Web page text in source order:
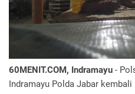
60MENIT.COM, Indramayu -
Indramayu Polda Jabar